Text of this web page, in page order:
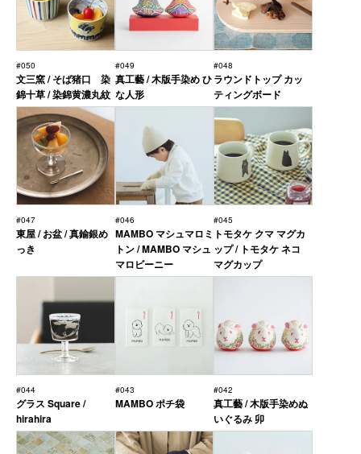
#050
文三窯 / そば猪口 染
錦十草 / 染錦黄濃丸紋
#049
真工藝 / 木版手染め ひ
な人形
#048
ラウンドトップ カッ
ティングボード
#047
東屋 / お盆 / 真鍮銀め
っき
#046
MAMBO マシュマロミ
トン / MAMBO マシュ
マロビーニー
#045
トモタケ クマ マグカ
ップ / トモタケ ネコ
マグカップ
#044
グラス Square /
hirahira
#043
MAMBO ポチ袋
#042
真工藝 / 木版手染めぬ
いぐるみ 卯